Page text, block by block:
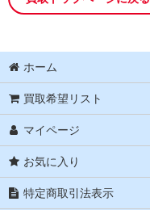
ホーム
買取希望リスト
マイページ
お気に入り
特定商取引法表示